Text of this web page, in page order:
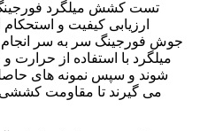
تست کشش میلگرد
ارزیابی کیفیت و
جوش فورجینگ سر به سر
میلگرد با استفاده از
شوند و سپس نمونه های
می گیرند تا مقاومت